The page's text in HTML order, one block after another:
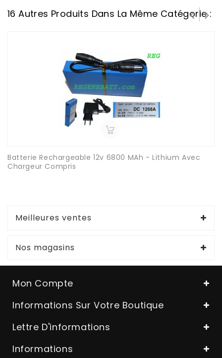
16 Autres Produits Dans La Même Catégorie :
Batterie Rechargeable 12v 6800 MAh - Lithium Avec
Chargeur Compris
Meilleures ventes
Nos magasins
Mon Compte
Informations Sur Votre Boutique
Lettre D'informations
Informations